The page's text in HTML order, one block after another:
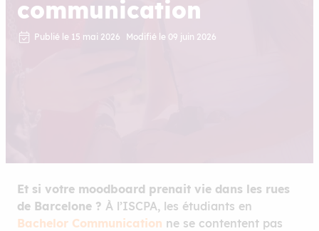
communication
Publié le 15 mai 2026 Modifié le 09 juin 2026
Et si votre moodboard prenait vie dans les rues
de Barcelone ? À l’ISCPA, les étudiants en
Bachelor Communication ne se contentent pas